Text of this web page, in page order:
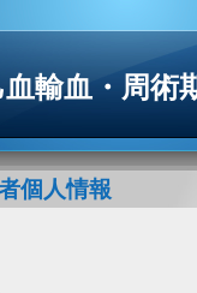
輸血・周術
個人情報